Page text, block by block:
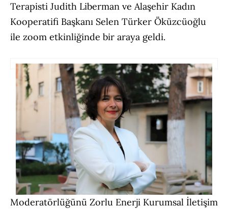
Terapisti Judith Liberman ve Alaşehir Kadın
Kooperatifi Başkanı Selen Türker Öküzcüoğlu
ile zoom etkinliğinde bir araya geldi.
Moderatörlüğünü Zorlu Enerji Kurumsal İletişim